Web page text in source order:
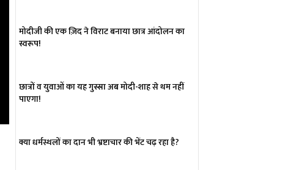
मोदीजी की एक ज़िद ने विराट बनाया छात्र आंदोलन का
स्वरूप!
छात्रों व युवाओं का यह गुस्सा अब मोदी-शाह से थम नहीं
पाएगा!
क्या धर्मस्थलों का दान भी भ्रष्टाचार की भेंट चढ़ रहा है?